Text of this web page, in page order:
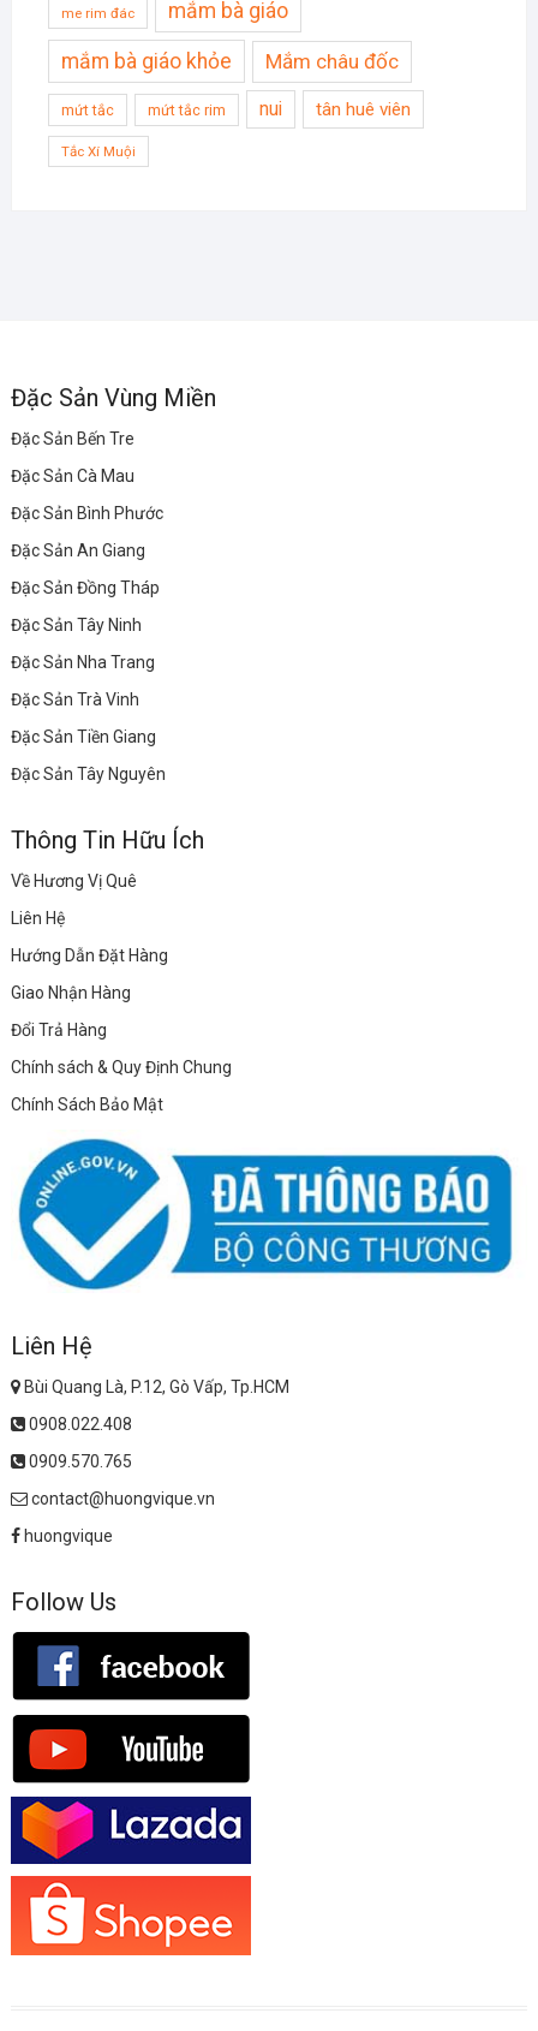
me rim đác mắm bà giáo
mắm bà giáo khỏe Mắm châu đốc
mứt tắc mứt tắc rim nui tân huê viên
Tắc Xí Muội
Đặc Sản Vùng Miền
Đặc Sản Bến Tre
Đặc Sản Cà Mau
Đặc Sản Bình Phước
Đặc Sản An Giang
Đặc Sản Đồng Tháp
Đặc Sản Tây Ninh
Đặc Sản Nha Trang
Đặc Sản Trà Vinh
Đặc Sản Tiền Giang
Đặc Sản Tây Nguyên
Thông Tin Hữu Ích
Về Hương Vị Quê
Liên Hệ
Hướng Dẫn Đặt Hàng
Giao Nhận Hàng
Đổi Trả Hàng
Chính sách & Quy Định Chung
Chính Sách Bảo Mật
Liên Hệ
Bùi Quang Là, P.12, Gò Vấp, Tp.HCM
0908.022.408
0909.570.765
contact@huongvique.vn
huongvique
Follow Us